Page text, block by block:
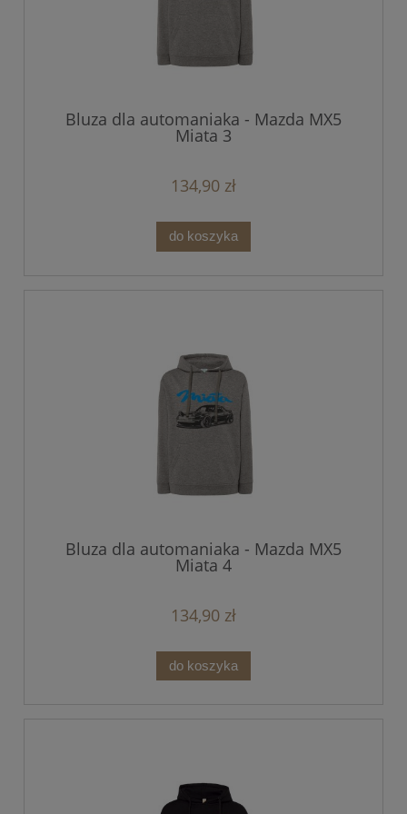
Bluza dla automaniaka - Mazda MX5
Miata 3
134,90 zł
do koszyka
Bluza dla automaniaka - Mazda MX5
Miata 4
134,90 zł
do koszyka